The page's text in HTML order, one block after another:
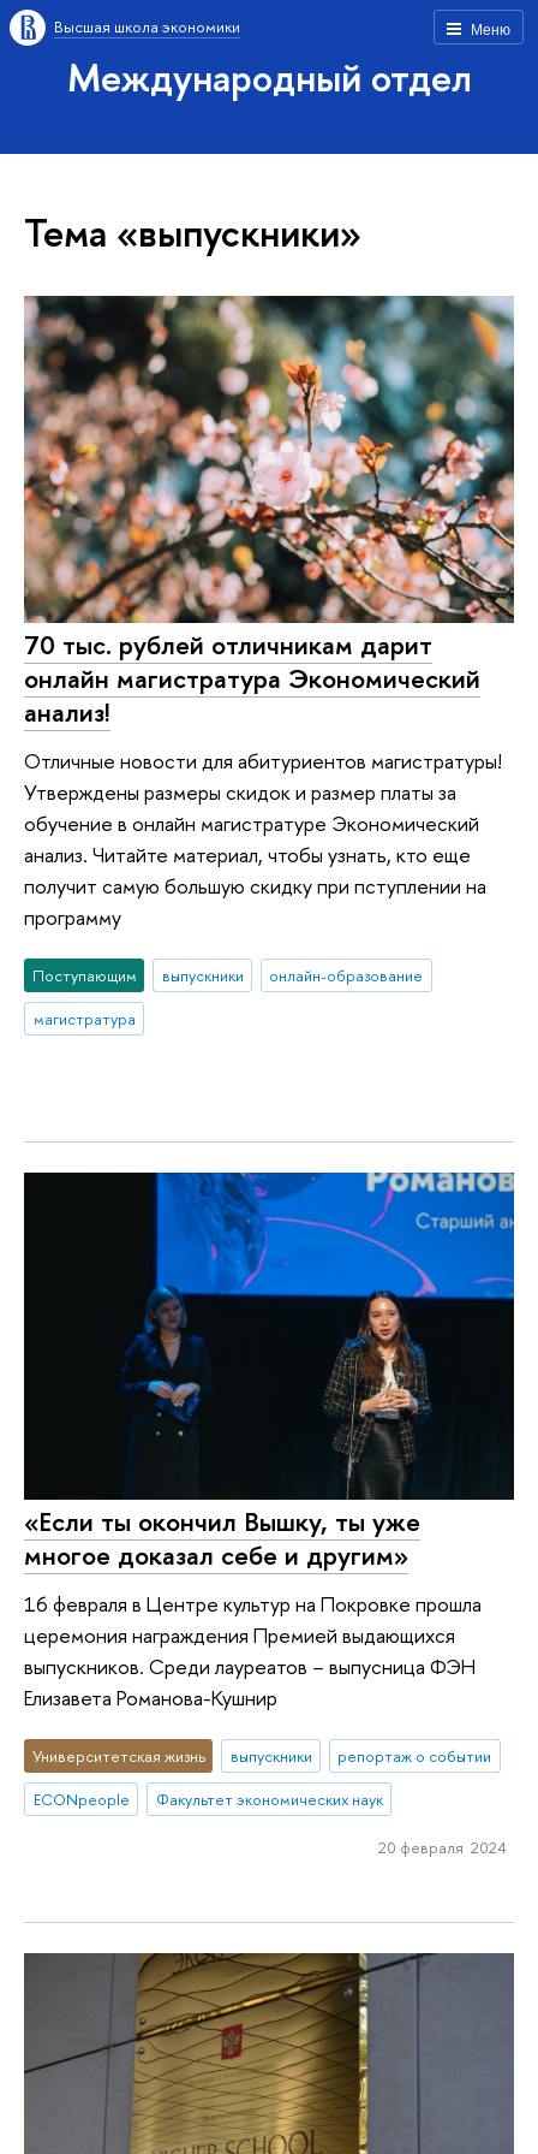
Меню
Высшая школа экономики
Международный отдел
Тема «выпускники»
70 тыс. рублей отличникам дарит
онлайн магистратура Экономический
анализ!
Отличные новости для абитуриентов магистратуры!
Утверждены размеры скидок и размер платы за
обучение в онлайн магистратуре Экономический
анализ. Читайте материал, чтобы узнать, кто еще
получит самую большую скидку при пступлении на
программу
Поступающим выпускники
онлайн-образование
магистратура
«Если ты окончил Вышку, ты уже
многое доказал себе и другим»
16 февраля в Центре культур на Покровке прошла
церемония награждения Премией выдающихся
выпускников. Среди лауреатов − выпусница ФЭН
Елизавета Романова-Кушнир
Университетская жизнь выпускники
репортаж о событии
ECONpeople
Факультет экономических наук
20 февраля 2024